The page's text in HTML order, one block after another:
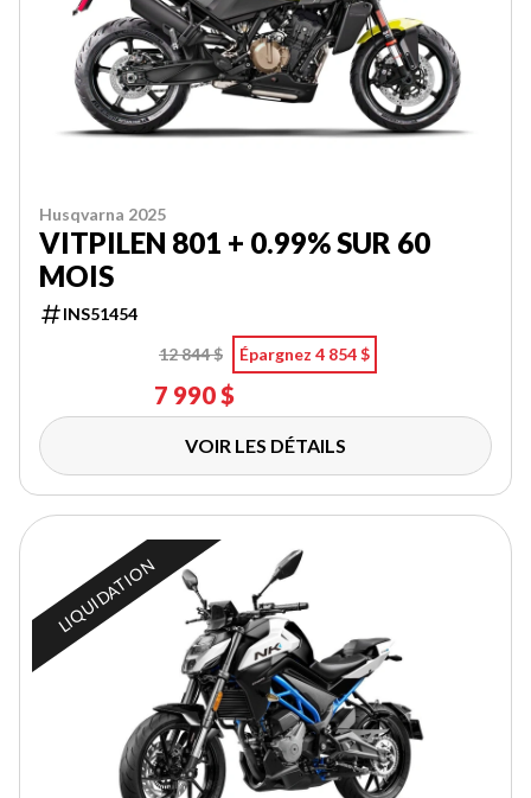
Husqvarna 2025
VITPILEN 801 + 0.99% SUR 60
MOIS
INS51454
12 844 $
Épargnez 4 854 $
7 990 $
VOIR LES DÉTAILS
LIQUIDATION